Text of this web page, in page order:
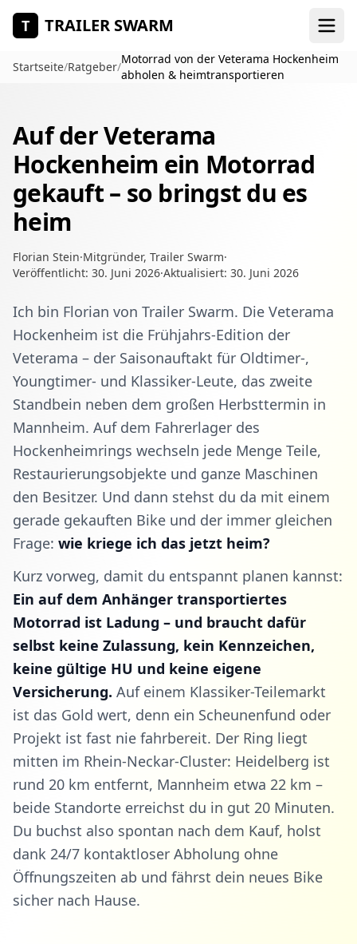
Zum Hauptinhalt springen
T TRAILER SWARM
Startseite/Ratgeber/
Motorrad von der Veterama Hockenheim
abholen & heimtransportieren
Auf der Veterama
Hockenheim ein Motorrad
gekauft – so bringst du es
heim
Florian Stein·Mitgründer, Trailer Swarm·
Veröffentlicht: 30. Juni 2026·Aktualisiert: 30. Juni 2026
Ich bin Florian von Trailer Swarm. Die Veterama
Hockenheim ist die Frühjahrs-Edition der
Veterama – der Saisonauftakt für Oldtimer-,
Youngtimer- und Klassiker-Leute, das zweite
Standbein neben dem großen Herbsttermin in
Mannheim. Auf dem Fahrerlager des
Hockenheimrings wechseln jede Menge Teile,
Restaurierungsobjekte und ganze Maschinen
den Besitzer. Und dann stehst du da mit einem
gerade gekauften Bike und der immer gleichen
Frage: wie kriege ich das jetzt heim?
Kurz vorweg, damit du entspannt planen kannst:
Ein auf dem Anhänger transportiertes
Motorrad ist Ladung – und braucht dafür
selbst keine Zulassung, kein Kennzeichen,
keine gültige HU und keine eigene
Versicherung. Auf einem Klassiker-Teilemarkt
ist das Gold wert, denn ein Scheunenfund oder
Projekt ist fast nie fahrbereit. Der Ring liegt
mitten im Rhein-Neckar-Cluster: Heidelberg ist
rund 20 km entfernt, Mannheim etwa 22 km –
beide Standorte erreichst du in gut 20 Minuten.
Du buchst also spontan nach dem Kauf, holst
dank 24/7 kontaktloser Abholung ohne
Öffnungszeiten ab und fährst dein neues Bike
sicher nach Hause.